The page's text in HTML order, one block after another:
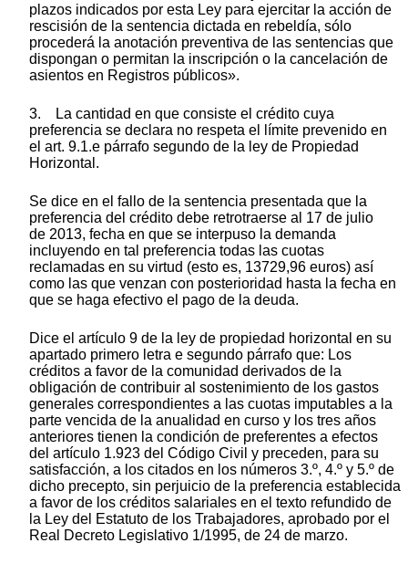
plazos indicados por esta Ley para ejercitar la acción de
rescisión de la sentencia dictada en rebeldía, sólo
procederá la anotación preventiva de las sentencias que
dispongan o permitan la inscripción o la cancelación de
asientos en Registros públicos».
3. La cantidad en que consiste el crédito cuya
preferencia se declara no respeta el límite prevenido en
el art. 9.1.e párrafo segundo de la ley de Propiedad
Horizontal.
Se dice en el fallo de la sentencia presentada que la
preferencia del crédito debe retrotraerse al 17 de julio
de 2013, fecha en que se interpuso la demanda
incluyendo en tal preferencia todas las cuotas
reclamadas en su virtud (esto es, 13729,96 euros) así
como las que venzan con posterioridad hasta la fecha en
que se haga efectivo el pago de la deuda.
Dice el artículo 9 de la ley de propiedad horizontal en su
apartado primero letra e segundo párrafo que: Los
créditos a favor de la comunidad derivados de la
obligación de contribuir al sostenimiento de los gastos
generales correspondientes a las cuotas imputables a la
parte vencida de la anualidad en curso y los tres años
anteriores tienen la condición de preferentes a efectos
del artículo 1.923 del Código Civil y preceden, para su
satisfacción, a los citados en los números 3.º, 4.º y 5.º de
dicho precepto, sin perjuicio de la preferencia establecida
a favor de los créditos salariales en el texto refundido de
la Ley del Estatuto de los Trabajadores, aprobado por el
Real Decreto Legislativo 1/1995, de 24 de marzo.